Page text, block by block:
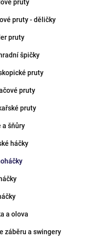
pruty
pruty - děličky
pruty
špičky
pruty
pruty
pruty
a šňůry
háčky
a olova
záběru a swingery